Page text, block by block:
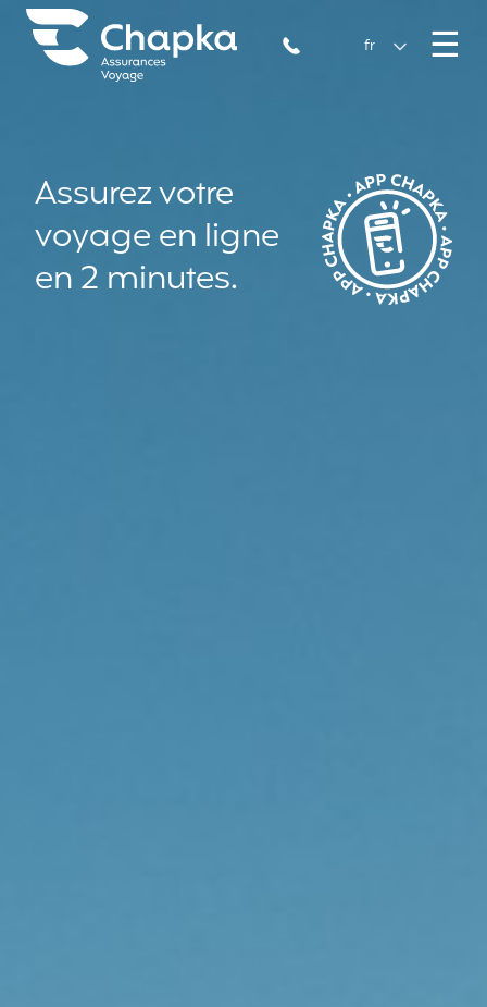
Aller directement au contenu
Chapka Assurances Voyages
+33 1 74 85 50 50
fr ☰
Assurez votre
voyage en ligne
en 2 minutes.